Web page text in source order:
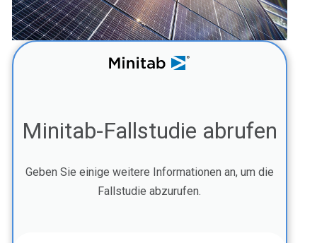
Minitab-Fallstudie abrufen
Geben Sie einige weitere Informationen an, um die
Fallstudie abzurufen.